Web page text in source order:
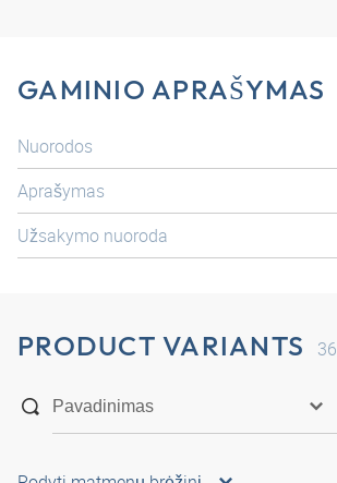
GAMINIO APRAŠYMAS
Nuorodos
Aprašymas
Užsakymo nuoroda
PRODUCT VARIANTS 36